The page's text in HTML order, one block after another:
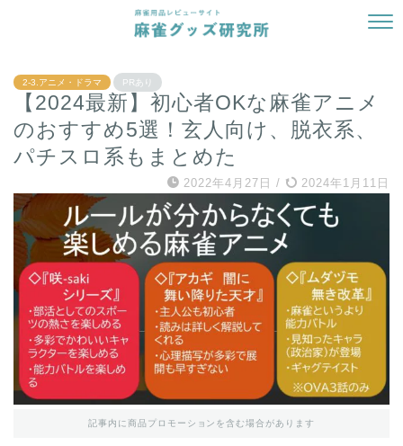
2-3.アニメ・ドラマ PRあり
【2024最新】初心者OKな麻雀アニメ
のおすすめ5選！玄人向け、脱衣系、
パチスロ系もまとめた
2022年4月27日 / 2024年1月11日
記事内に商品プロモーションを含む場合があります